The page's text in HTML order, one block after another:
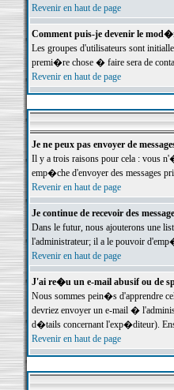
Revenir en haut de page
Comment puis-je devenir le
Les groupes d'utilisateurs sont
premi�re chose � faire sera de
Revenir en haut de page
Je ne peux pas envoyer de
Il y a trois raisons pour cela : vous
emp�che d'envoyer des messages
Revenir en haut de page
Je continue de recevoir des
Dans le futur, nous ajouterons une
l'administrateur; il a le pouvoir
Revenir en haut de page
J'ai re�u un e-mail abusif ou de
Nous sommes pein�s d'apprendre
devriez envoyer un e-mail �
d�tails concernant l'exp�diteur).
Revenir en haut de page